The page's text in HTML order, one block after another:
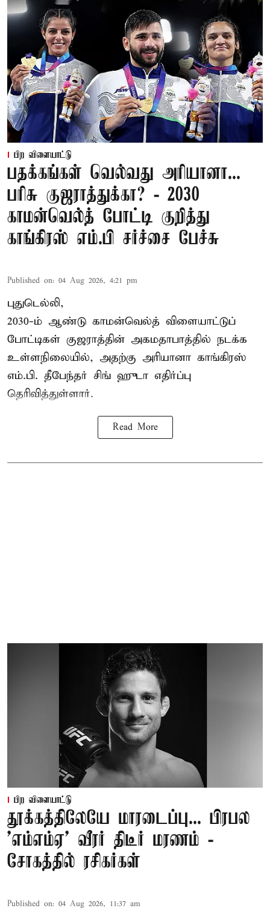
பிற விளையாட்டு
பதக்கங்கள் வெல்வது அரியானா...
பரிசு குஜராத்துக்கா? - 2030
காமன்வெல்த் போட்டி குறித்து
காங்கிரஸ் எம்.பி சர்ச்சை பேச்சு
Published on: 04 Aug 2026, 4:21 pm
புதுடெல்லி,
2030-ம் ஆண்டு காமன்வெல்த் விளையாட்டுப்
போட்டிகள் குஜராத்தின் அகமதாபாத்தில் நடக்க
உள்ளநிலையில், அதற்கு அரியானா காங்கிரஸ்
எம்.பி. தீபேந்தர் சிங் ஹுடா எதிர்ப்பு
தெரிவித்துள்ளார்.
Read More
பிற விளையாட்டு
தூக்கத்திலேயே மாரடைப்பு... பிரபல
’எம்எம்ஏ’ வீரர் திடீர் மரணம் -
சோகத்தில் ரசிகர்கள்
Published on: 04 Aug 2026, 11:37 am